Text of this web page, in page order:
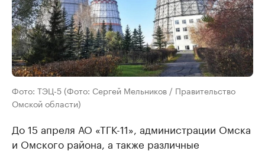
Фото: ТЭЦ-5 (Фото: Сергей Мельников / Правительство
Омской области)
До 15 апреля АО «ТГК-11», администрации Омска
и Омского района, а также различные